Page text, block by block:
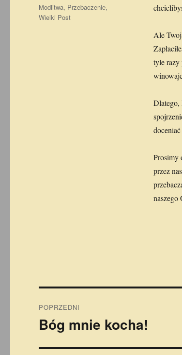
Ale
tyle razy
Dlatego,
Prosimy
przez
naszego
Tagi
Modlitwa, Przebaczenie,
Wielki Post
wpisu
POPRZEDNI
Poprzedni
Bóg mnie kocha!